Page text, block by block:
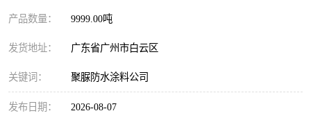
产品数量： 9999.00吨
发货地址： 广东省广州市白云区
关键词： 聚脲防水涂料公司
发布日期： 2026-08-07